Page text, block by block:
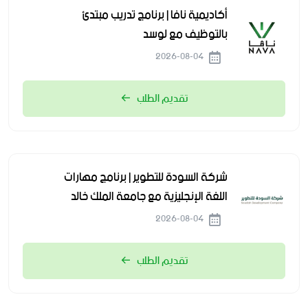
أكاديمية نافا | برنامج تدريب مبتدئ
بالتوظيف مع لوسد
تقديم الطلب
شركة السودة للتطوير | برنامج مهارات
اللغة الإنجليزية مع جامعة الملك خالد
تقديم الطلب